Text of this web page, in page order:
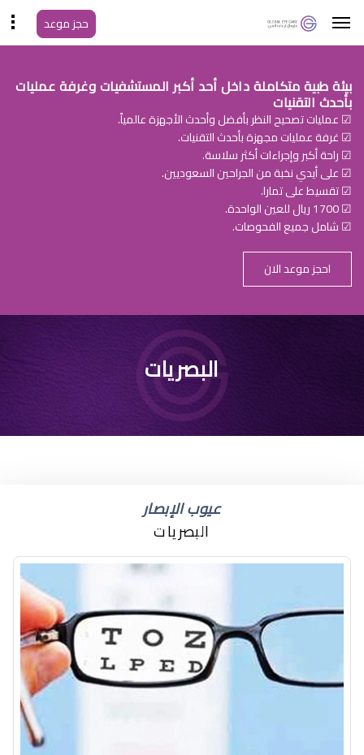
حجز موعد
بيئة طبية متكاملة داخل أحد أكبر المستشفيات وغرفة عمليات
بأحدث التقنيات
☑ عمليات تصحيح النظر بأفضل وأحدث الأجهزة عالمياً.
☑ غرفة عمليات مجهزة بأحدث التقنيات.
☑ راحة أكبر وإجراءات أكثر سلاسة.
☑ على أيدي نخبة من الجراحين السعوديين.
☑ تقسيط على تمارا.
☑ 1700 ريال للعين الواحدة.
☑ شامل جميع الفحوصات.
احجز موعد الان
البصريات
عيوب الإبصار
البصريات